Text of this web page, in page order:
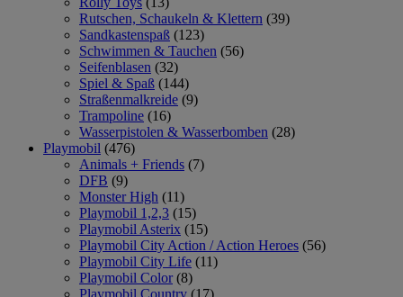
Rutschen, Schaukeln & Klettern (39)
Sandkastenspaß (123)
Schwimmen & Tauchen (56)
Seifenblasen (32)
Spiel & Spaß (144)
Straßenmalkreide (9)
Trampoline (16)
Wasserpistolen & Wasserbomben (28)
Playmobil (476)
Animals + Friends (7)
DFB (9)
Monster High (11)
Playmobil 1,2,3 (15)
Playmobil Asterix (15)
Playmobil City Action / Action Heroes (56)
Playmobil City Life (11)
Playmobil Color (8)
Playmobil Country (17)